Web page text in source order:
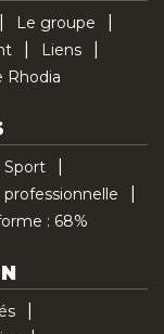
Le groupe
Liens
Rhodia
Sport
: 68%